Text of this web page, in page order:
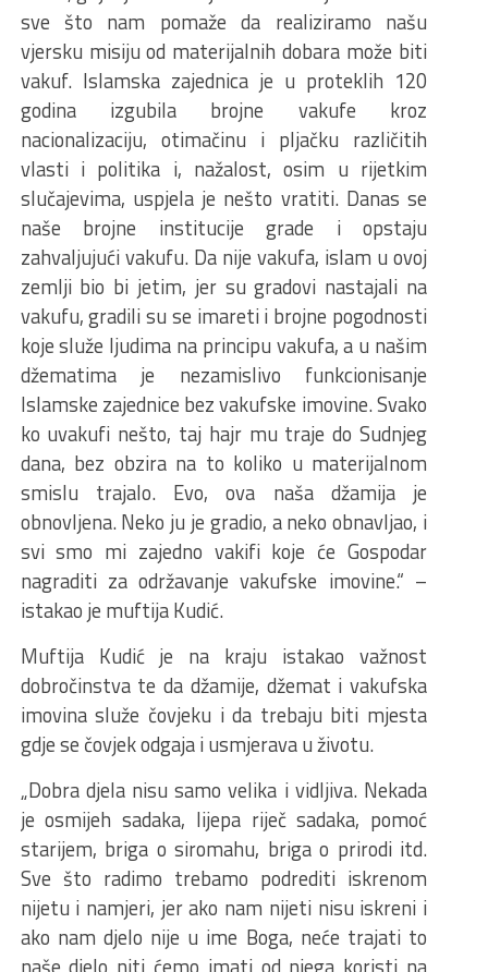
sve što nam pomaže da realiziramo našu
vjersku misiju od materijalnih dobara može biti
vakuf. Islamska zajednica je u proteklih 120
godina izgubila brojne vakufe kroz
nacionalizaciju, otimačinu i pljačku različitih
vlasti i politika i, nažalost, osim u rijetkim
slučajevima, uspjela je nešto vratiti. Danas se
naše brojne institucije grade i opstaju
zahvaljujući vakufu. Da nije vakufa, islam u ovoj
zemlji bio bi jetim, jer su gradovi nastajali na
vakufu, gradili su se imareti i brojne pogodnosti
koje služe ljudima na principu vakufa, a u našim
džematima je nezamislivo funkcionisanje
Islamske zajednice bez vakufske imovine. Svako
ko uvakufi nešto, taj hajr mu traje do Sudnjeg
dana, bez obzira na to koliko u materijalnom
smislu trajalo. Evo, ova naša džamija je
obnovljena. Neko ju je gradio, a neko obnavljao, i
svi smo mi zajedno vakifi koje će Gospodar
nagraditi za održavanje vakufske imovine.“ –
istakao je muftija Kudić.
Muftija Kudić je na kraju istakao važnost
dobročinstva te da džamije, džemat i vakufska
imovina služe čovjeku i da trebaju biti mjesta
gdje se čovjek odgaja i usmjerava u životu.
„Dobra djela nisu samo velika i vidljiva. Nekada
je osmijeh sadaka, lijepa riječ sadaka, pomoć
starijem, briga o siromahu, briga o prirodi itd.
Sve što radimo trebamo podrediti iskrenom
nijetu i namjeri, jer ako nam nijeti nisu iskreni i
ako nam djelo nije u ime Boga, neće trajati to